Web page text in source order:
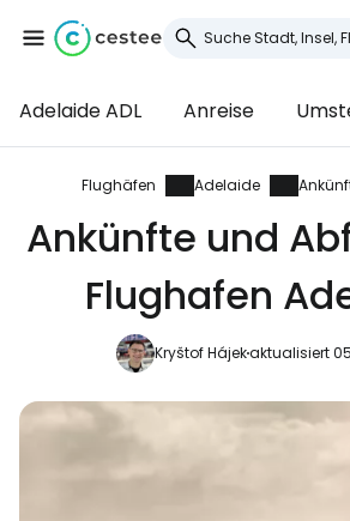
Adelaide ADL Anreise
Flughäfen Adelaide
Ankünfte und
Flughafen
Kryštof Hájekaktualisiert
Anmeldung
Cestee
... die weltweite Reise-
Weiter mit